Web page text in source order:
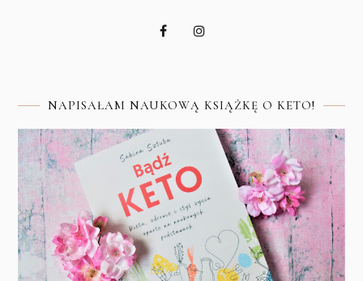
NAPISAŁAM NAUKOWĄ KSIĄŻKĘ O KETO!